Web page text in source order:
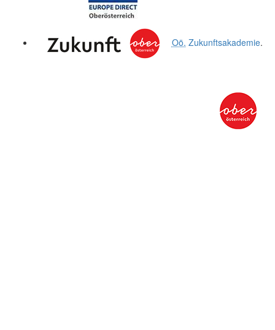
Oö. Zukunftsakademie.